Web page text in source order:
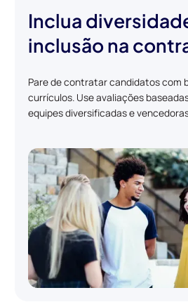
Inclua
inclusão na
Pare de contratar candidatos com
currículos. Use avaliações
equipes diversificadas e